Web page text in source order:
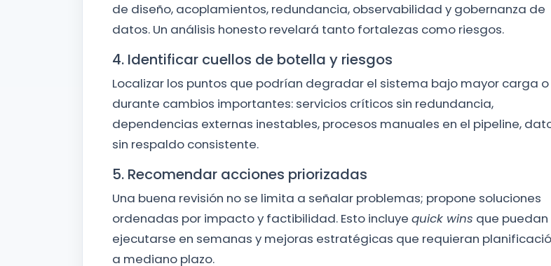
de diseño, acoplamientos, redundancia, observabilidad y gobernanza de
datos. Un análisis honesto revelará tanto fortalezas como riesgos.
4. Identificar cuellos de botella y riesgos
Localizar los puntos que podrían degradar el sistema bajo mayor carga o
durante cambios importantes: servicios críticos sin redundancia,
dependencias externas inestables, procesos manuales en el pipeline,
sin respaldo consistente.
5. Recomendar acciones priorizadas
Una buena revisión no se limita a señalar problemas; propone soluciones
ordenadas por impacto y factibilidad. Esto incluye quick wins que puedan
ejecutarse en semanas y mejoras estratégicas que requieran
a mediano plazo.